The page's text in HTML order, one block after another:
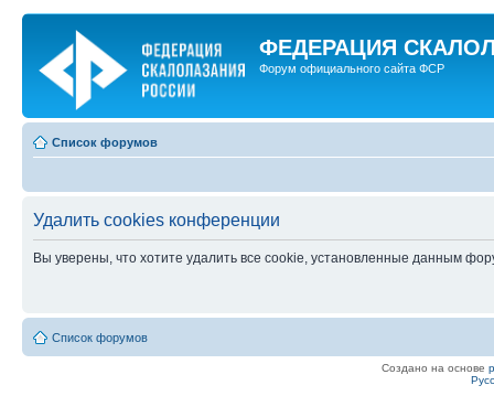
ФЕДЕРАЦИЯ
Форум официального сайта ФСР
Список форумов
Удалить cookies конференции
Вы уверены, что хотите удалить все cookie, установленные данным
Список форумов
Создано на основе